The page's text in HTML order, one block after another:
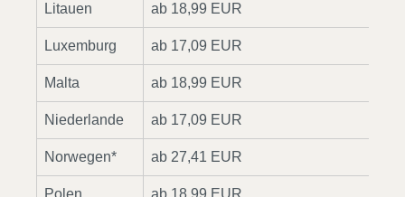
Litauen ab 18,99 EUR
Luxemburg ab 17,09 EUR
Malta ab 18,99 EUR
Niederlande ab 17,09 EUR
Norwegen* ab 27,41 EUR
Polen ab 18,99 EUR